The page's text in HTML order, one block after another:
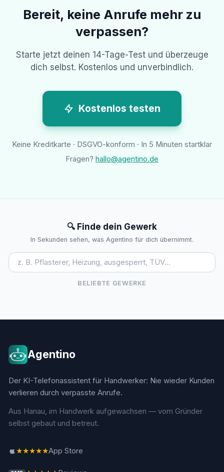
Bereit, keine Anrufe mehr zu
verpassen?
Starte jetzt deinen 14-Tage-Test und überzeuge
dich selbst. Kostenlos und unverbindlich.
Kostenlos testen
Keine Kreditkarte · DSGVO-konform · In 5 Minuten startklar
Fragen? hallo@agentino.de
🔍 Finde dein Gewerk
In Sekunden sehen, was Agentino für dich übernimmt.
BELIEBTE GEWERKE
Agentino
Der KI-Telefonassistent für Handwerker: Nie wieder Kunden
verlieren durch verpasste Anrufe.
Aus Hanau, im Handwerk aufgewachsen — vom Gründer
selbst gebaut und betreut.
★★★★★App Store